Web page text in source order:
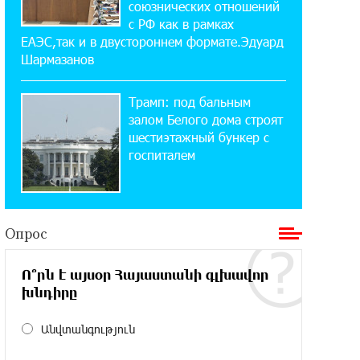
«Давидбекских играх»:
Idram&IDBank
Кругом война. А вас вводят в
заблуждение. Аршак Карапетян
16:32:52 20-07-2026
Центр продаж и обслуживания Ucom
в Егварде возобновил работу по
новому адресу — ул. Ереванян, 3/47
До 25% idcoin-ов при покупке
авиабилетов Flyone: Idram&IDBank
Ucom и Microsoft Innovation Center
союзнических отношений
с РФ как в рамках
ЕАЭС,так и в двустороннем формате.Эдуард
Шармазанов
Трамп: под бальным
залом Белого дома строят
шестиэтажный бункер с
госпиталем
Опрос
Ո՞րն է այսօր Հայաստանի գլխավոր
խնդիրը
Անվտանգություն